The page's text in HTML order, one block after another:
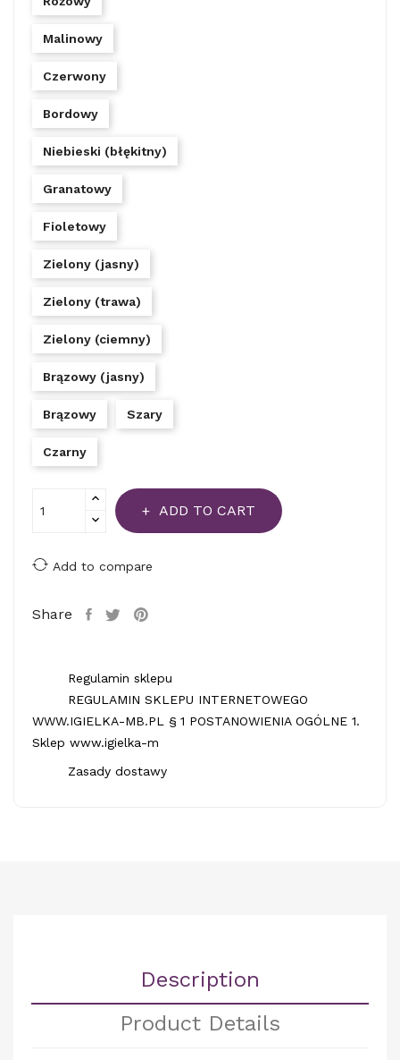
Malinowy
Czerwony
Bordowy
Niebieski (błękitny)
Granatowy
Fioletowy
Zielony (jasny)
Zielony (trawa)
Zielony (ciemny)
Brązowy (jasny)
Brązowy Szary
Czarny
ADD TO CART
Add to compare
Share
Regulamin sklepu
REGULAMIN SKLEPU INTERNETOWEGO
WWW.IGIELKA-MB.PL § 1 POSTANOWIENIA OGÓLNE 1.
Sklep www.igielka-m
Zasady dostawy
Description
Product Details